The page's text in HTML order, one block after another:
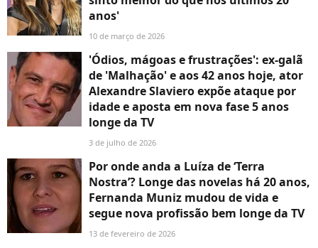
anos'
10 de março de 2026
'Ódios, mágoas e frustrações': ex-galã
de 'Malhação' e aos 42 anos hoje, ator
Alexandre Slaviero expõe ataque por
idade e aposta em nova fase 5 anos
longe da TV
3 de julho de 2026
Por onde anda a Luíza de ‘Terra
Nostra’? Longe das novelas há 20 anos,
Fernanda Muniz mudou de vida e
segue nova profissão bem longe da TV
13 de fevereiro de 2026